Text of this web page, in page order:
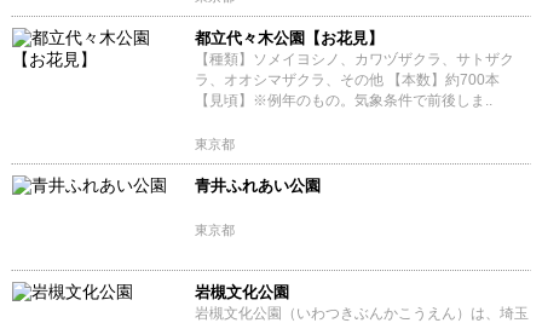
都立代々木公園【お花見】
【種類】ソメイヨシノ、カワヅザクラ、サトザク
ラ、オオシマザクラ、その他 【本数】約700本
【見頃】※例年のもの。気象条件で前後しま..
東京都
青井ふれあい公園
東京都
岩槻文化公園
岩槻文化公園（いわつきぶんかこうえん）は、埼玉